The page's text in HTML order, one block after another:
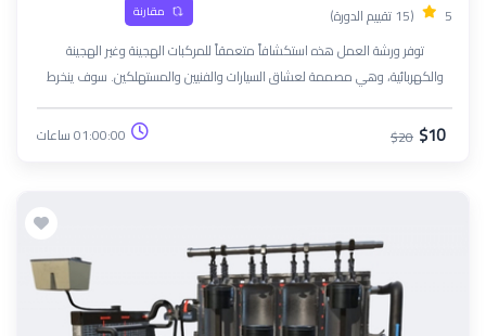
5 (15 تقييم الدورة) مقارنة
توفر ورشة العمل هذه استكشافاً متعمقاً للمركبات الهجينة وغير الهجينة
والكهربائية، وهي مصممة لعشاق السيارات والفنيين والمستهلكين. سوف ينخرط
المشاركون في مناقشات تفاعلية وأنشطة عملية لفهم الميكانيكا والأداء والتأثيرات
$10
$20 01:00:00 ساعات